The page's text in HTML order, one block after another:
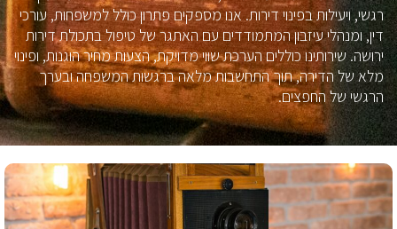
רגשי, ויעילות בפינוי דירות. אנו מספקים פתרון כולל למשפחות, עורכי
דין, ומנהלי עיזבון המתמודדים עם האתגר של טיפול בתכולת דירות
ירושה. שירותינו כוללים הערכת שווי מדויקת, הצעות מחיר הוגנות, ופינוי
מלא של הדירה, תוך התחשבות מלאה ברגשות המשפחה ובערך
הרגשי של החפצים.